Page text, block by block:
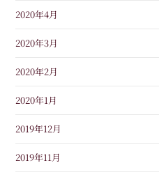
2020年4月
2020年3月
2020年2月
2020年1月
2019年12月
2019年11月